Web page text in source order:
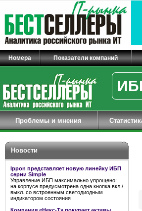
Номера Показатели компаний
Проблемы и мнения
Новости
Ippon представляет новую линейку ИБП
серии Simple
Управление ИБП максимально упрощено:
на корпусе предусмотрена одна кнопка вкл./
выкл. со встроенным светодиодным
индикатором состояния